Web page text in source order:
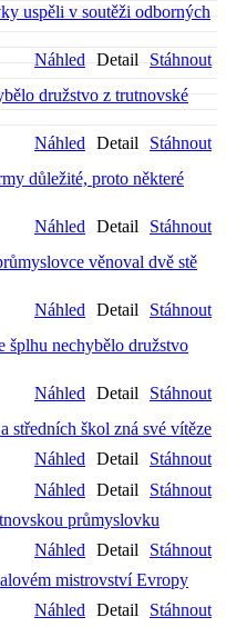
uspěli v soutěži odborných
Stáhnout
Detail
Náhled
družstvo z trutnovské
Stáhnout
Detail
Náhled
důležité, proto některé
Stáhnout
Detail
Náhled
věnoval dvě stě
Stáhnout
Detail
Náhled
šplhu nechybělo družstvo
Stáhnout
Detail
Náhled
středních škol zná své vítěze
Stáhnout
Detail
Náhled
Stáhnout
Detail
Náhled
průmyslovku
Stáhnout
Detail
Náhled
mistrovství Evropy
Stáhnout
Detail
Náhled